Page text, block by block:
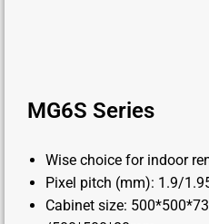
MG6S Series
Wise choice for indoor
Pixel pitch (mm): 1.9/
Cabinet size: